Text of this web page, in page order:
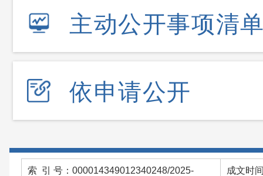
主动公开事项清
依申请公开
索 引 号：000014349012340248/2025- 成文时